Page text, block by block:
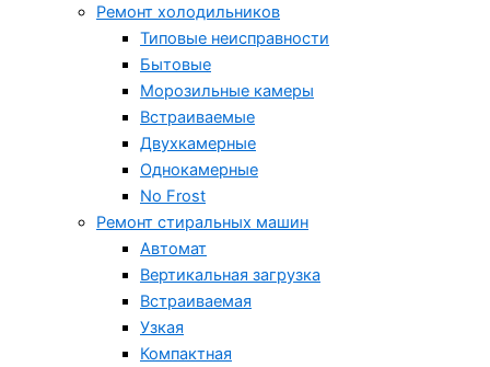
Ремонт холодильников
Типовые неисправности
Бытовые
Морозильные камеры
Встраиваемые
Двухкамерные
Однокамерные
No Frost
Ремонт стиральных машин
Автомат
Вертикальная загрузка
Встраиваемая
Узкая
Компактная